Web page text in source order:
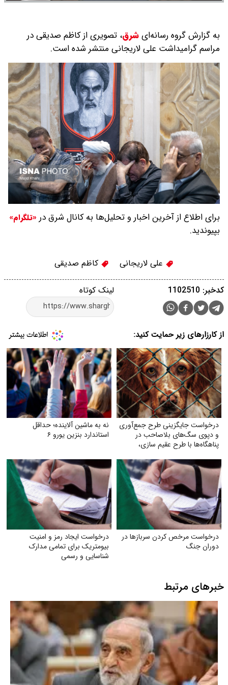
به گزارش گروه رسانه‌ایشرق، تصویری از کاظم صدیقی در
مراسم گرامیداشت علی لاریجانی منتشر شده است.
برای اطلاع از آخرین اخبار و تحلیل‌ها به کانال شرق در «تلگرام»
بپیوندید.
علی لاریجانی کاظم صدیقی
لینک کوتاه کدخبر: 1102510
از کارزارهای زیر حمایت کنید:
درخواست جایگزینی طرح جمع‌آوری
و دپوی سگ‌های بلاصاحب در
پناهگاه‌ها با طرح عقیم سازی،
فرهنگسازی عمومی
نه به ماشین آلاینده؛ حداقل
استاندارد بنزین یورو ۶
درخواست مرخص کردن سربازها در
دوران جنگ
درخواست ایجاد رمز و امنیت
بیومتریک برای تمامی مدارک
شناسایی و رسمی
خبرهای مرتبط